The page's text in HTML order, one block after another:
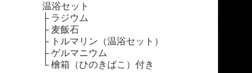
温浴セット
├ ラジウム
├ 麦飯石
├ トルマリン（温浴セット）
├ゲルマニウム
└檜箱（ひのきばこ）付き